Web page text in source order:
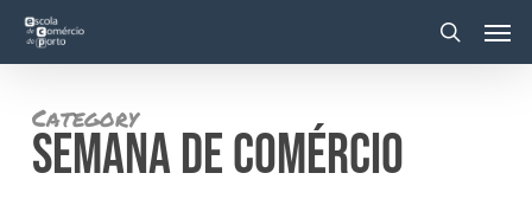
main
Category
SEMANA DE COMÉRCIO